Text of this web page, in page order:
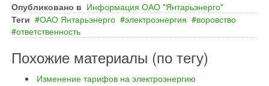
Опубликовано в Информация ОАО "Янтарьэнерго"
Теги
ОАО Янтарьэнерго электроэнергия
воровство
ответственность
Похожие материалы (по тегу)
Изменение тарифов на электроэнергию